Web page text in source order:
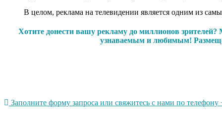
В целом, реклама на телевидении является одним из
Хотите донести вашу рекламу до миллионов
узнаваемым и любимым!
Заполните форму запроса или свяжитесь с нами по